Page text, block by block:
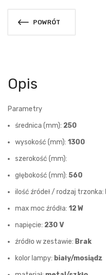
POWRÓT
Opis
Parametry
średnica (mm): 250
wysokość (mm): 1300
szerokość (mm):
głębokość (mm): 560
ilość źródeł / rodzaj trzonka:
max moc źródła: 12 W
napięcie: 230 V
źródło w zestawie: Brak
kolor lampy: biały/mosiądz